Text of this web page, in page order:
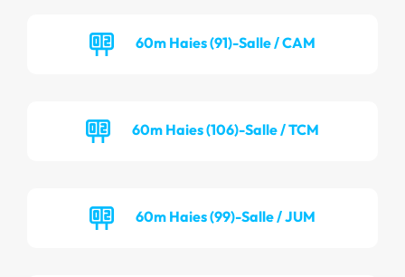
60m Haies (91)-Salle / CAM
60m Haies (106)-Salle / TCM
60m Haies (99)-Salle / JUM